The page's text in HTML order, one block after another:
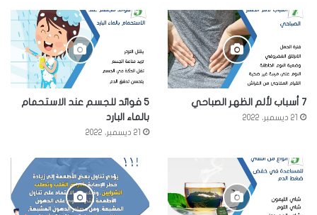
7 أسباب لألم الظهر الصباحي
21 ديسمبر، 2022
5 فوائد للجسم عند الاستحمام
بالماء البارد
21 ديسمبر، 2022